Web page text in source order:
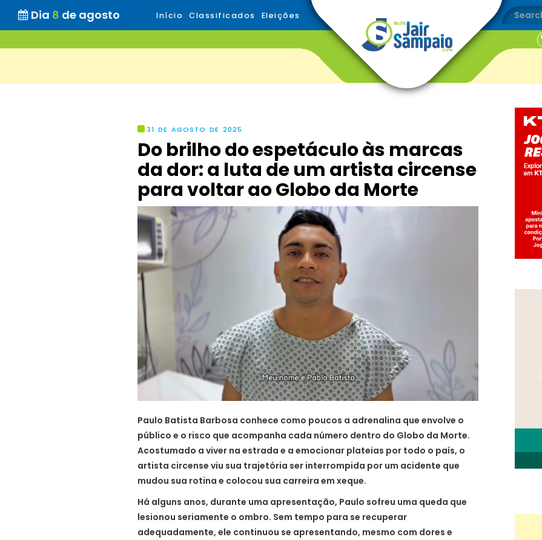
Dia 8 de agosto Início Classificados Eleições
31 DE AGOSTO DE 2025
Do brilho do espetáculo às marcas
da dor: a luta de um artista circense
para voltar ao Globo da Morte
Paulo Batista Barbosa conhece como poucos a adrenalina que envolve o
público e o risco que acompanha cada número dentro do Globo da Morte.
Acostumado a viver na estrada e a emocionar plateias por todo o país, o
artista circense viu sua trajetória ser interrompida por um acidente que
mudou sua rotina e colocou sua carreira em xeque.
Há alguns anos, durante uma apresentação, Paulo sofreu uma queda que
lesionou seriamente o ombro. Sem tempo para se recuperar
adequadamente, ele continuou se apresentando, mesmo com dores e